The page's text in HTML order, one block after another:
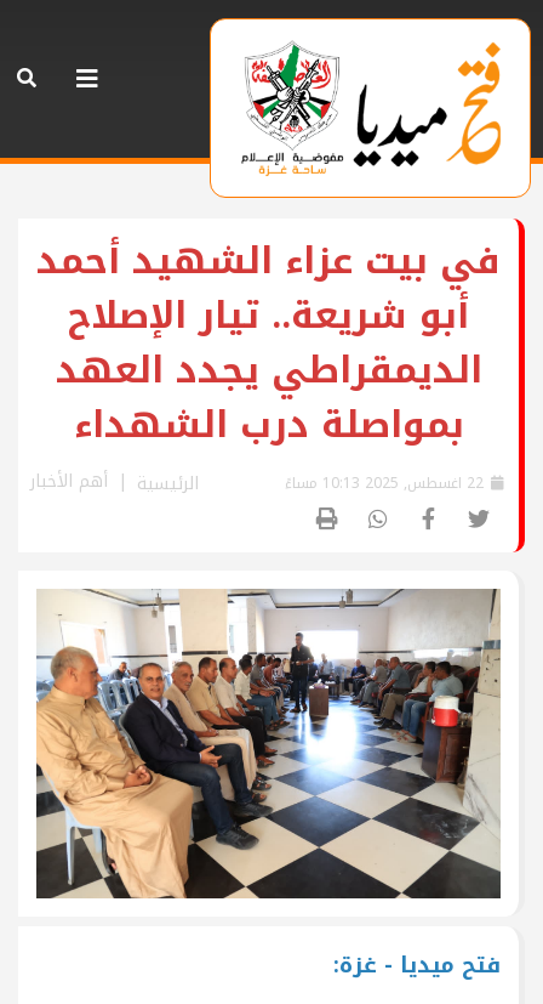
في بيت عزاء الشهيد أحمد
أبو شريعة.. تيار الإصلاح
الديمقراطي يجدد العهد
بمواصلة درب الشهداء
الرئيسية أهم الأخبار
فتح ميديا - غزة: